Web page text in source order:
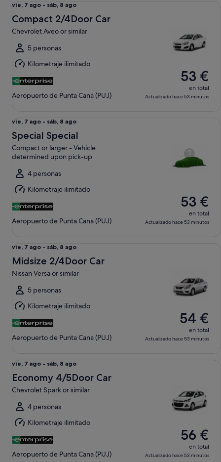
Del
vie,
7
ago
al
sáb,
8
ago
vie, 7 ago - sáb, 8 ago
Compact 2/4Door Car
Chevrolet Aveo or similar
5 personas
Kilometraje ilimitado
Aeropuerto de Punta Cana (PUJ)
53 €
en total
Actualizado hace 53 minutos
Del
vie,
7
ago
sáb,
8
ago
vie, 7 ago - sáb, 8 ago
Special Special
Compact or larger - Vehicle
determined upon pick-up
4 personas
Kilometraje ilimitado
Aeropuerto de Punta Cana (PUJ)
53 €
en total
Actualizado hace 53 minutos
Del
vie,
7
ago
al
sáb,
8
ago
vie, 7 ago - sáb, 8 ago
Midsize 2/4Door Car
Nissan Versa or similar
5 personas
Kilometraje ilimitado
Aeropuerto de Punta Cana (PUJ)
54 €
en total
Actualizado hace 53 minutos
Del
vie,
7
ago
al
sáb,
8
ago
vie, 7 ago - sáb, 8 ago
Economy 4/5Door Car
Chevrolet Spark or similar
4 personas
Kilometraje ilimitado
Aeropuerto de Punta Cana (PUJ)
56 €
en total
Actualizado hace 53 minutos